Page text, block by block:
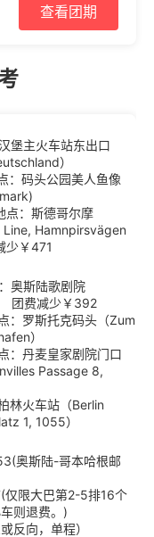
查看团期
堡主火车站东出口
）
：码头公园美人鱼像
：斯德哥尔摩
Line, Hamnpirsvägen
少￥471
奥斯陆歌剧院
团费减少￥392
：罗斯托克码头（Zum
）
：丹麦皇家剧院门口
Passage 8,
林火车站（Berlin
1, 1055）
奥斯陆-哥本哈根邮
仅限大巴第2-5排16个
则退费。)
反向，单程）